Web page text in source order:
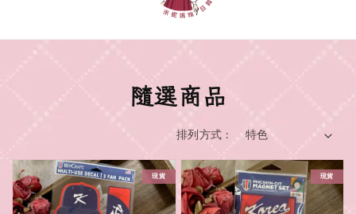
隨選商品
排列方式 :
現貨 現貨